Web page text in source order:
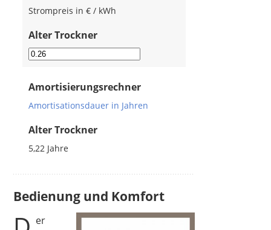
Strompreis in € / kWh
Alter Trockner
Amortisierungsrechner
Amortisationsdauer in Jahren
Alter Trockner
5,22 Jahre
Bedienung und Komfort
er